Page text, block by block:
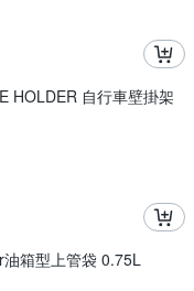
HOLDER 自行車壁掛架
箱型上管袋 0.75L